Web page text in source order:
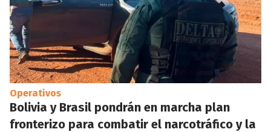
Operativos
Bolivia y Brasil pondrán en marcha plan
fronterizo para combatir el narcotráfico y la